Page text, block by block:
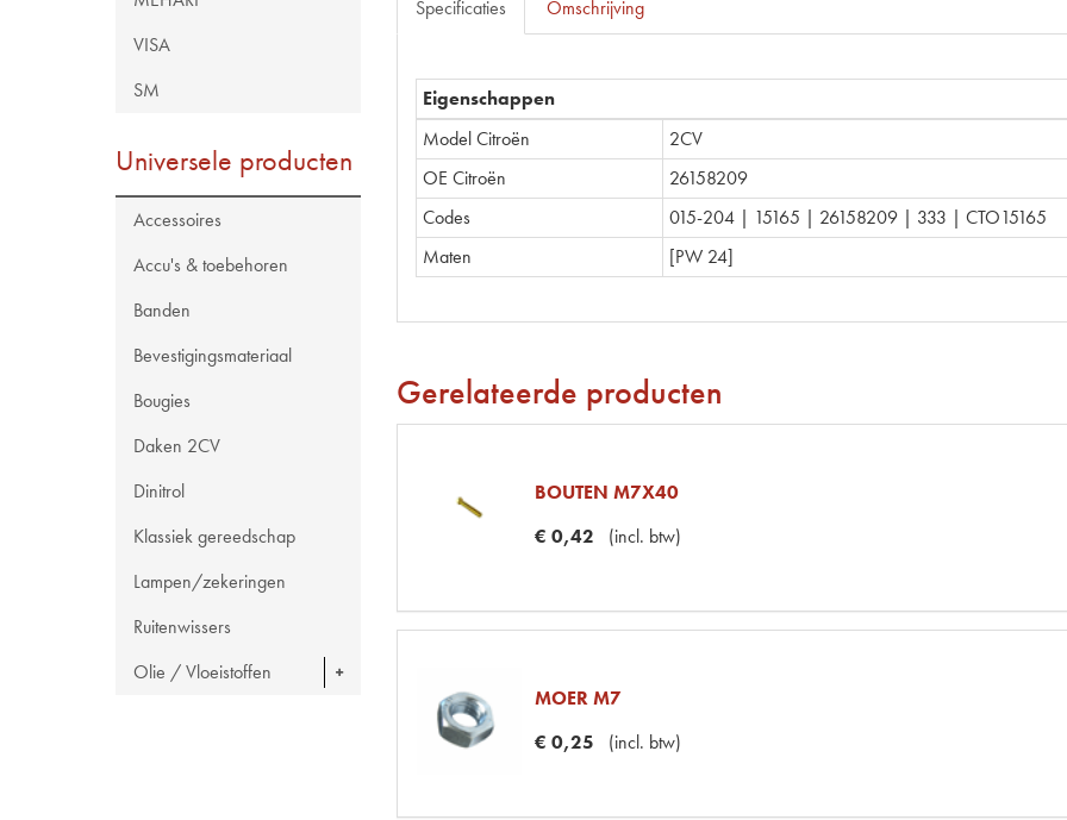
VISA
SM
Universele producten
Accessoires
Accu's & toebehoren
Banden
Bevestigingsmateriaal
Bougies
Daken 2CV
Dinitrol
Klassiek gereedschap
Lampen/zekeringen
Ruitenwissers
Olie / Vloeistoffen
Specificaties Omschrijving
Eigenschappen
Model Citroën
2CV
OE Citroën
26158209
Codes
015-204 | 15165 | 26158209 | 333 | CTO15165
Maten
[PW 24]
Gerelateerde producten
BOUTEN M7X40
€ 0,42 (incl. btw)
MOER M7
€ 0,25 (incl. btw)